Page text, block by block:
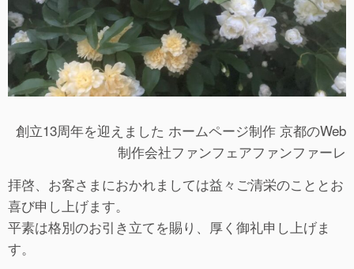
創立13周年を迎えました ホームページ制作 京都のWeb
制作会社ファンフェアファンファーレ
拝啓、お客さまにおかれましては益々ご清栄のこととお
喜び申し上げます。
平素は格別のお引き立てを賜り、厚く御礼申し上げま
す。